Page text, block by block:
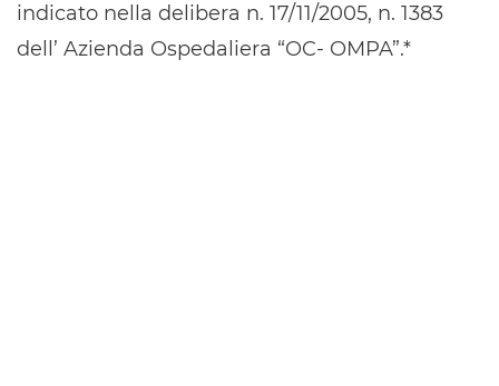
indicato nella delibera n. 17/11/2005, n. 1383
dell’ Azienda Ospedaliera “OC- OMPA”.*